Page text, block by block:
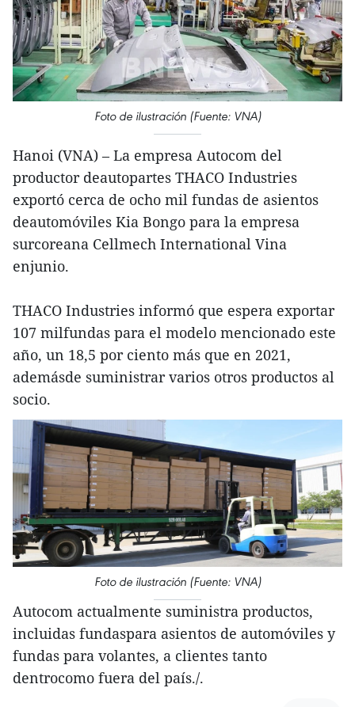
Foto de ilustración (Fuente: VNA)
Hanoi (VNA) – La empresa Autocom del
productor deautopartes THACO Industries
exportó cerca de ocho mil fundas de asientos
deautomóviles Kia Bongo para la empresa
surcoreana Cellmech International Vina
enjunio.
THACO Industries informó que espera exportar
107 milfundas para el modelo mencionado este
año, un 18,5 por ciento más que en 2021,
ademásde suministrar varios otros productos al
socio.
Foto de ilustración (Fuente: VNA)
Autocom actualmente suministra productos,
incluidas fundaspara asientos de automóviles y
fundas para volantes, a clientes tanto
dentrocomo fuera del país./.